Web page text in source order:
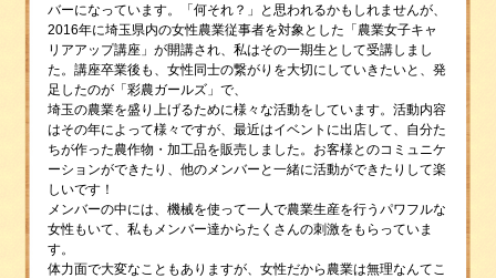
バーになっています。「何それ？」と思われるかもしれませんが、
2016年に埼玉県内の女性農業従事者を対象とした「農業女子キャ
リアアップ講座」が開講され、私はその一期生として受講しまし
た。講座卒業後も、女性同士の繋がりを大切にしていきたいと、発
足したのが「彩農ガールズ」で、
埼玉の農業を盛り上げるために様々な活動をしています。活動内容
はその年によって様々ですが、最近はイベントに出店して、自分た
ちが作った農作物・加工品を販売しました。お客様とのコミュニケ
ーションができたり、他のメンバーと一緒に活動ができたりして楽
しいです！
メンバーの中には、機械を使って一人で農業生産を行うパワフルな
女性もいて、私もメンバー達からたくさんの刺激をもらっていま
す。
体力面で大変なこともありますが、女性だから農業は無理なんてこ